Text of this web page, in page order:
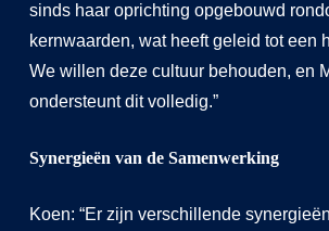
sinds haar oprichting opgebouwd
kernwaarden, wat heeft geleid tot een
We willen deze cultuur behouden, en
ondersteunt dit volledig.”
Synergieën van de Samenwerking
Koen: “Er zijn verschillende